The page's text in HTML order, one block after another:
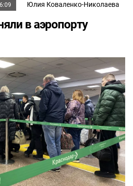
Юлия Коваленко-Николаева
в аэропорту